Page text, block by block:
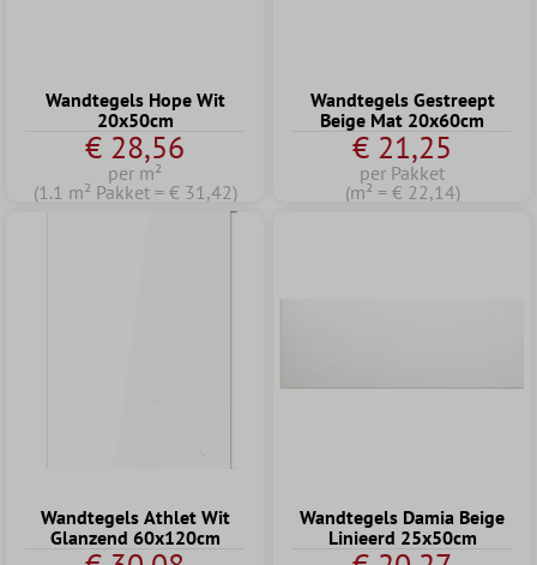
Wandtegels Hope Wit
20x50cm
€ 28,56
per m²
(1.1 m² Pakket = € 31,42)
Wandtegels Gestreept
Beige Mat 20x60cm
€ 21,25
per Pakket
(m² = € 22,14)
Wandtegels Athlet Wit
Glanzend 60x120cm
Wandtegels Damia Beige
Linieerd 25x50cm